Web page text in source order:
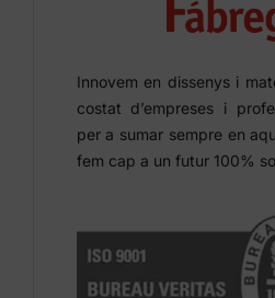
Innovem en dissenys i
costat d’empreses i
per a sumar sempre en
fem cap a un futur 100%